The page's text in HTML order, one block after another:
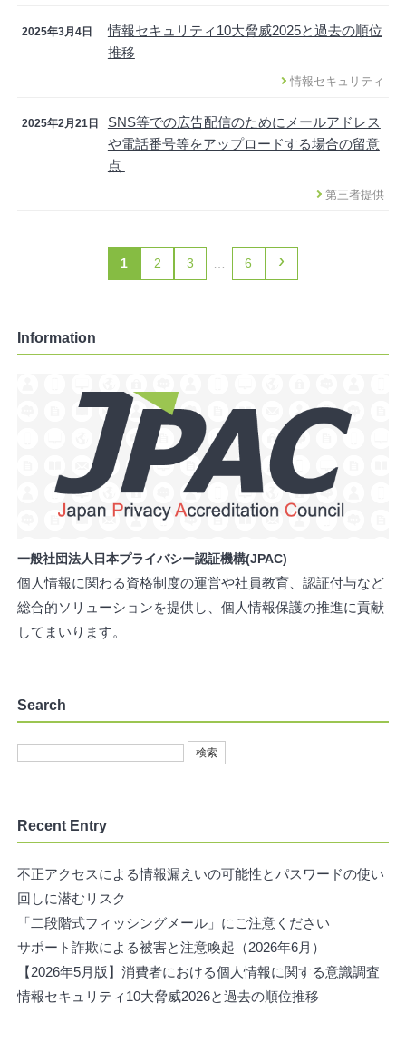
2025年3月4日
情報セキュリティ10大脅威2025と過去の順位
推移
情報セキュリティ
2025年2月21日
SNS等での広告配信のためにメールアドレス
や電話番号等をアップロードする場合の留意
点
第三者提供
1 2 3 … 6 ›
Information
一般社団法人日本プライバシー認証機構(JPAC)
個人情報に関わる資格制度の運営や社員教育、認証付与など
総合的ソリューションを提供し、個人情報保護の推進に貢献
してまいります。
Search
Recent Entry
不正アクセスによる情報漏えいの可能性とパスワードの使い
回しに潜むリスク
「二段階式フィッシングメール」にご注意ください
サポート詐欺による被害と注意喚起（2026年6月）
【2026年5月版】消費者における個人情報に関する意識調査
情報セキュリティ10大脅威2026と過去の順位推移